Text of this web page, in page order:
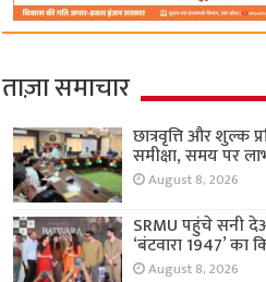
ताज़ा समाचार
छात्रवृत्ति और शुल्क
समीक्षा, समय पर
August 8, 2026
SRMU पहुंचे सनी
‘बंटवारा 1947’ का
August 8, 2026